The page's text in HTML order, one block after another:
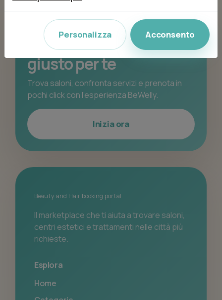
PRONTA A PRENOTARE?
Scopri il centro beauty
giusto per te
Trova saloni, confronta servizi e prenota in
pochi click con l’esperienza BeWelly.
Inizia ora
Beauty and Hair booking portal
Il marketplace che ti aiuta a trovare saloni,
centri estetici e trattamenti nelle città più
richieste.
Esplora
Home
Personalizza Acconsento